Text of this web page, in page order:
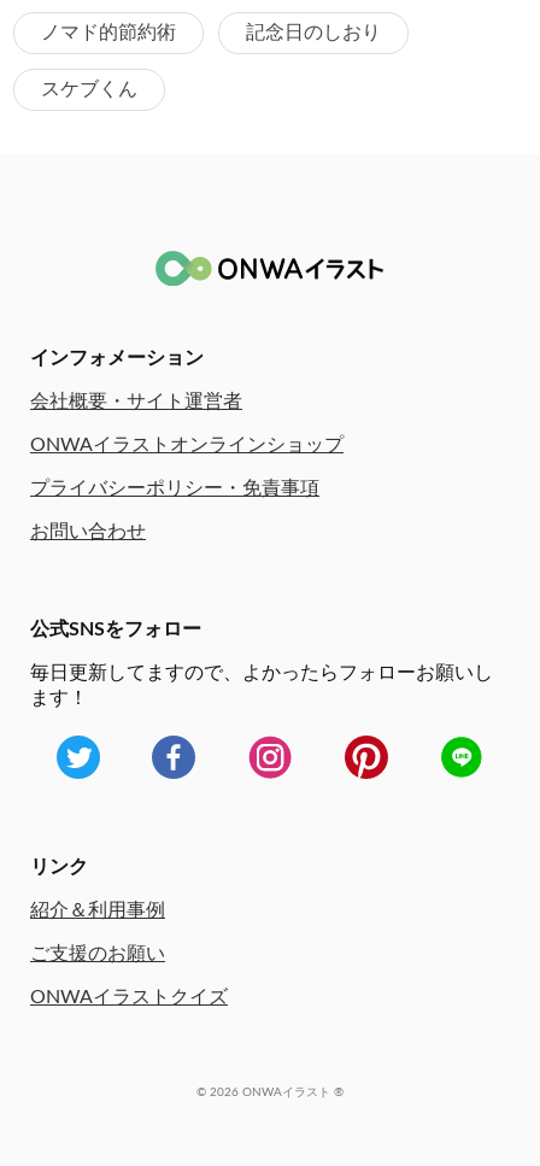
ノマド的節約術 記念日のしおり
スケブくん
インフォメーション
会社概要・サイト運営者
ONWAイラストオンラインショップ
プライバシーポリシー・免責事項
お問い合わせ
公式SNSをフォロー
毎日更新してますので、
よかったらフォローお願いし
ます！
リンク
紹介＆利用事例
ご支援のお願い
ONWAイラストクイズ
© 2026 ONWAイラスト ®